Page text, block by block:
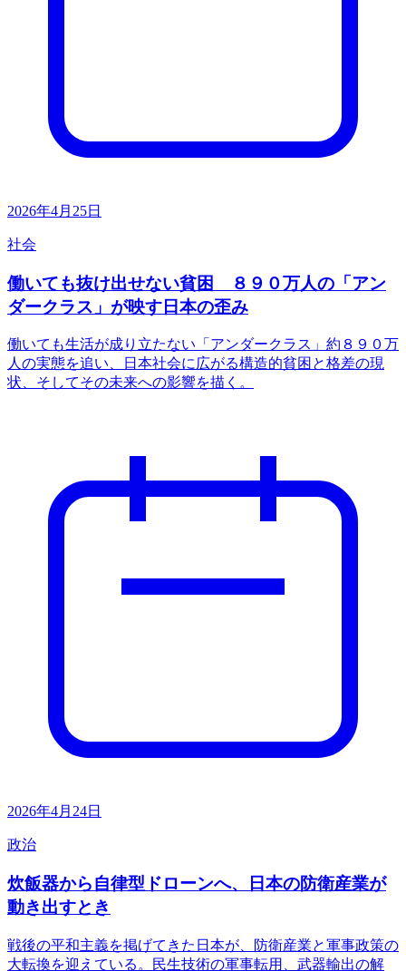
2026年4月25日
社会
働いても抜け出せない貧困 ８９０万人の「アン
ダークラス」が映す日本の歪み
働いても生活が成り立たない「アンダークラス」約８９０万
人の実態を追い、日本社会に広がる構造的貧困と格差の現
状、そしてその未来への影響を描く。
2026年4月24日
政治
炊飯器から自律型ドローンへ、日本の防衛産業が
動き出すとき
戦後の平和主義を掲げてきた日本が、防衛産業と軍事政策の
大転換を迎えている。民生技術の軍事転用、武器輸出の解